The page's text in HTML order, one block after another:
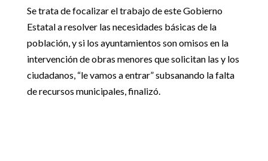
Se trata de focalizar el trabajo de este Gobierno
Estatal a resolver las necesidades básicas de la
población, y si los ayuntamientos son omisos en la
intervención de obras menores que solicitan las y los
ciudadanos, “le vamos a entrar” subsanando la falta
de recursos municipales, finalizó.